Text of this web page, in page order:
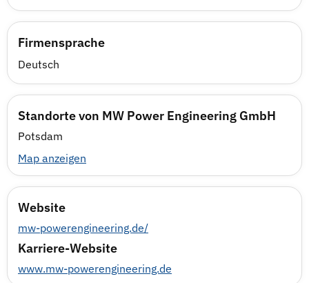
Firmensprache
Deutsch
Standorte von MW Power Engineering GmbH
Potsdam
Map anzeigen
Website
mw-powerengineering.de/
Karriere-Website
www.mw-powerengineering.de